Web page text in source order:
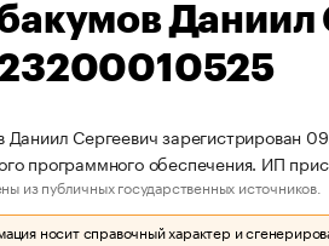
Сергеевич зарегистрирован
программного обеспечения. ИП
из публичных государственных источников.
носит справочный характер и